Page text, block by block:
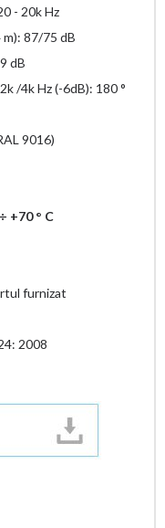
- 20k Hz
87/75 dB
dB
/4k Hz (-6dB): 180 °
9016)
+70 ° C
furnizat
2008